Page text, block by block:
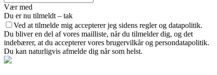
Vær med
Du er nu tilmeldt – tak
Ved at tilmelde mig accepterer jeg sidens regler og datapolitik.
Du bliver en del af vores mailliste, når du tilmelder dig, og det
indebærer, at du accepterer vores brugervilkår og persondatapolitik.
Du kan naturligvis afmelde dig når som helst.